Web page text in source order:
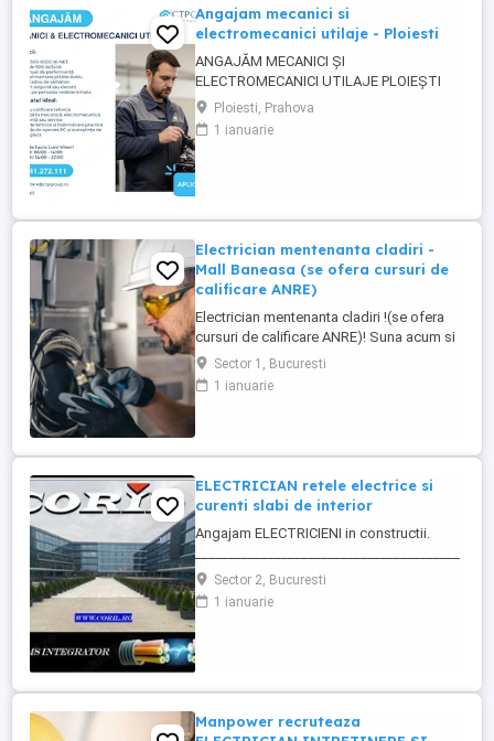
Angajam mecanici si
electromecanici utilaje - Ploiesti
ANGAJĂM MECANICI ȘI
ELECTROMECANICI UTILAJE PLOIEȘTI
Pentru unul dintre clienții noștri, o
companie stabilă din domeniul industrial,
recrutăm Mecanici și Electromecanici
Ploiesti, Prahova
1 ianuarie
Electrician mentenanta cladiri -
Mall Baneasa (se ofera cursuri de
calificare ANRE)
Electrician mentenanta cladiri !(se ofera
cursuri de calificare ANRE)! Suna acum si
te programam la interviu: +40 729 800 165
Program : 2 zile + 2 zile libere, 12 24
Locatie : Bucuresti, sector 1 Ce primesti:
Sector 1, Bucuresti
1 ianuarie
ELECTRICIAN retele electrice si
curenti slabi de interior
Angajam ELECTRICIENI in constructii.
Daca sti ca ai calificare si experienta in
executia si punerea in functiune de
instalatii electrice de joasa tensiune; Ai
Sector 2, Bucuresti
1 ianuarie
Manpower recruteaza